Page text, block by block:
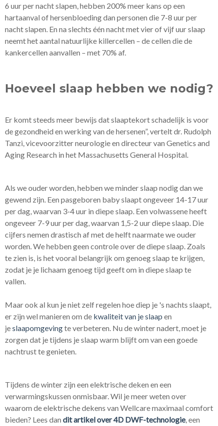
6 uur per nacht slapen, hebben 200% meer kans op een
hartaanval of hersenbloeding dan personen die 7-8 uur per
nacht slapen. En na slechts één nacht met vier of vijf uur slaap
neemt het aantal natuurlijke killercellen – de cellen die de
kankercellen aanvallen – met 70% af.
Hoeveel slaap hebben we nodig?
Er komt steeds meer bewijs dat slaaptekort schadelijk is voor
de gezondheid en werking van de hersenen”, vertelt dr. Rudolph
Tanzi, vicevoorzitter neurologie en directeur van Genetics and
Aging Research in het Massachusetts General Hospital.
Als we ouder worden, hebben we minder slaap nodig dan we
gewend zijn. Een pasgeboren baby slaapt ongeveer 14-17 uur
per dag, waarvan 3-4 uur in diepe slaap. Een volwassene heeft
ongeveer 7-9 uur per dag, waarvan 1,5-2 uur diepe slaap. Die
cijfers nemen drastisch af met de helft naarmate we ouder
worden. We hebben geen controle over de diepe slaap. Zoals
te zien is, is het vooral belangrijk om genoeg slaap te krijgen,
zodat je je lichaam genoeg tijd geeft om in diepe slaap te
vallen.
Maar ook al kun je niet zelf regelen hoe diep je 's nachts slaapt,
er zijn wel manieren om de kwaliteit van je slaap en
jeslaapomgevingte verbeteren. Nu de winter nadert, moet je
zorgen dat je tijdens je slaap warm blijft om van een goede
nachtrust te genieten.
Tijdens de winter zijn een elektrische deken en een
verwarmingskussen onmisbaar. Wil je meer weten over
waarom de elektrische dekens van Wellcare maximaal comfort
bieden? Lees dan dit artikel over 4D DWF-technologie, een